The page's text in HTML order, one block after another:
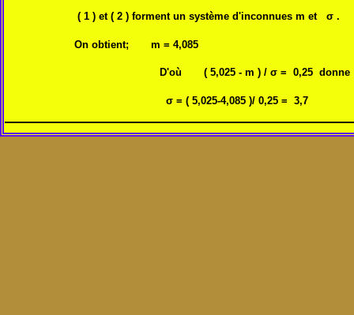
( 1 ) et ( 2 ) forment un système d'inconnues m et σ .
On obtient; m = 4,085
D'où ( 5,025 - m ) / σ = 0,25 donne
σ = ( 5,025-4,085 )/ 0,25 = 3,7